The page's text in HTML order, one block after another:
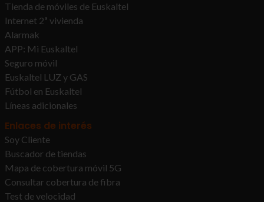
Estas cookies sirven para poder ofrecer
publicidad dirigida y personalizada en función del
perfil de los usuarios o para ofrecer publicidad no
personalizada cuando no tengamos un perfil de
el usuario vea menos publicidad, pero la publicidad
que vea será más genérica y menos enfocada a
sus gustos.
Propias
de
terceros
para
servir
publicidad
Algunos segundos
Tienda de móviles de Euskaltel
Internet 2ª vivienda
Alarmak
APP: Mi Euskaltel
Seguro móvil
Euskaltel LUZ y GAS
Fútbol en Euskaltel
Líneas adicionales
Enlaces de interés
Soy Cliente
Buscador de tiendas
Mapa de cobertura móvil 5G
Consultar cobertura de fibra
Test de velocidad